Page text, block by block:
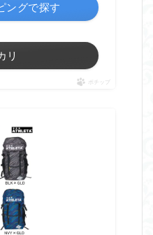
ングで探す
リ
ポチップ